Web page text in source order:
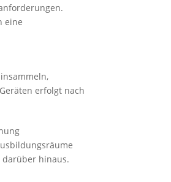
eine
erfolgt nach
hinaus.